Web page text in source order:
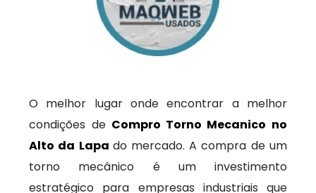
O melhor lugar onde encontrar a melhor
condições de Compro Torno Mecanico no
Alto da Lapa do mercado. A compra de um
torno mecânico é um investimento
estratégico para empresas industriais que